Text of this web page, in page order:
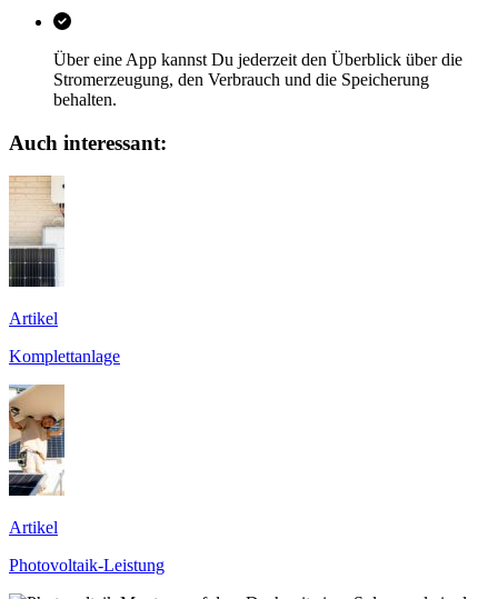
Über eine App kannst Du jederzeit den Überblick über die
Stromerzeugung, den Verbrauch und die Speicherung
behalten.
Auch interessant:
Artikel
Komplettanlage
Artikel
Photovoltaik-Leistung